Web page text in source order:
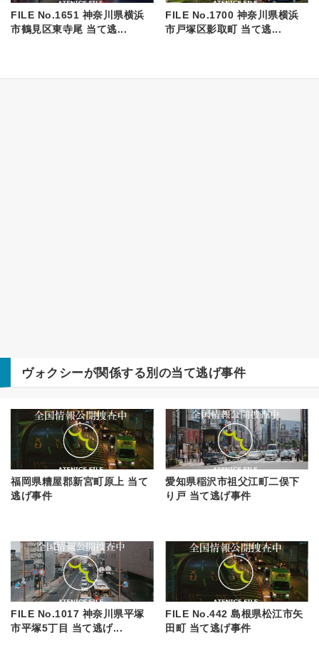
FILE No.1651 神奈川県横浜
市鶴見区東寺尾 当て逃...
FILE No.1700 神奈川県横浜
市戸塚区影取町 当て逃...
ヴォクシーが関係する別の当て逃げ事件
福岡県糟屋郡新宮町原上 当て
逃げ事件
愛知県稲沢市祖父江町二俣下
り戸 当て逃げ事件
FILE No.1017 神奈川県平塚
市平塚5丁目 当て逃げ...
FILE No.442 島根県松江市矢
田町 当て逃げ事件